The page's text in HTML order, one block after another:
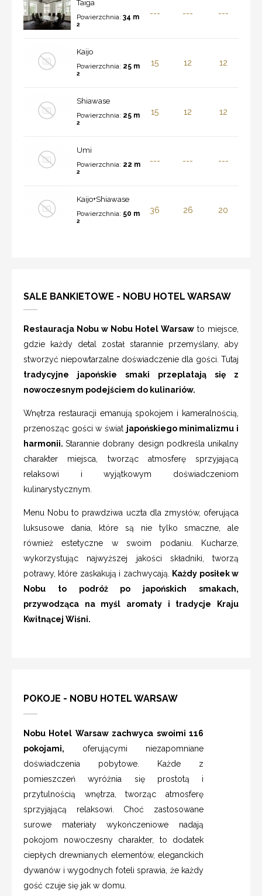
Taiga
Powierzchnia: 34 m
2
--- --- ---
Kaijo
Powierzchnia: 25 m
2
15 12 12
Shiawase
Powierzchnia: 25 m
2
15 12 12
Umi
Powierzchnia: 22 m
2
--- --- ---
Kaijo+Shiawase
Powierzchnia: 50 m
2
36 26 20
SALE BANKIETOWE - NOBU HOTEL WARSAW
Restauracja Nobu w Nobu Hotel Warsaw to miejsce,
gdzie każdy detal został starannie przemyślany, aby
stworzyć niepowtarzalne doświadczenie dla gości. Tutaj
tradycyjne japońskie smaki przeplatają się z
nowoczesnym podejściem do kulinariów.
Wnętrza restauracji emanują spokojem i kameralnością,
przenosząc gości w świat japońskiego minimalizmu i
harmonii.Starannie dobrany design podkreśla unikalny
charakter miejsca, tworząc atmosferę sprzyjającą
relaksowi i wyjątkowym doświadczeniom
kulinarystycznym.
Menu Nobu to prawdziwa uczta dla zmysłów, oferująca
luksusowe dania, które są nie tylko smaczne, ale
również estetyczne w swoim podaniu. Kucharze,
wykorzystując najwyższej jakości składniki, tworzą
potrawy, które zaskakują i zachwycają. Każdy posiłek w
Nobu to podróż po japońskich smakach,
przywodząca na myśl aromaty i tradycje Kraju
Kwitnącej Wiśni.
POKOJE - NOBU HOTEL WARSAW
Nobu Hotel Warsaw zachwyca swoimi 116
pokojami, oferującymi niezapomniane
doświadczenia pobytowe. Każde z
pomieszczeń wyróżnia się prostotą i
przytulnością wnętrza, tworząc atmosferę
sprzyjającą relaksowi. Choć zastosowane
surowe materiały wykończeniowe nadają
pokojom nowoczesny charakter, to dodatek
ciepłych drewnianych elementów, eleganckich
dywanów i wygodnych foteli sprawia, że każdy
gość czuje się jak w domu.